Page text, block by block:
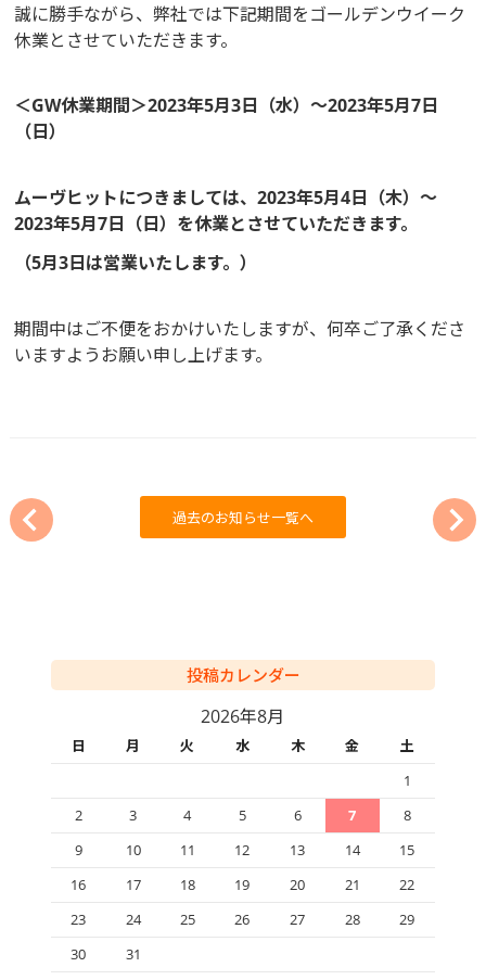
誠に勝手ながら、弊社では下記期間をゴールデンウイーク
休業とさせていただきます。
＜GW休業期間＞2023年5月3日（水）～2023年5月7日
（日）
ムーヴヒットにつきましては、2023年5月4日（木）～
2023年5月7日（日）を休業とさせていただきます。
（5月3日は営業いたします。）
期間中はご不便をおかけいたしますが、何卒ご了承くださ
いますようお願い申し上げます。
過去のお知らせ一覧へ
投稿カレンダー
2026年8月
日 月 火 水 木 金 土
1
2
3 4 5 6 7
8
9
10 11 12 13 14
15
16
17 18 19 20 21
22
23
24 25 26 27 28
29
30
31